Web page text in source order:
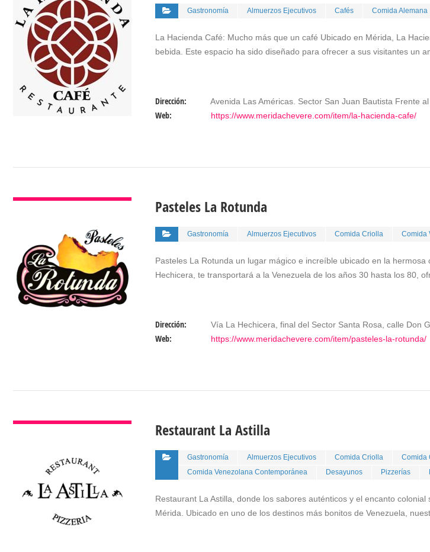
Gastronomía Almuerzos Ejecutivos Cafés Comida Alemana
La Hacienda Café: Mucho más que un café Ubicado en Mérida, La
bebida. Este espacio ha sido diseñado para ofrecer a sus visitantes un
Dirección: Avenida Las Américas. Sector San Juan Bautista Frente
Web: https://www.meridachevere.com/item/la-hacienda-cafe/
Pasteles La Rotunda
Gastronomía Almuerzos Ejecutivos Comida Criolla Comida
Pasteles La Rotunda un lugar mágico e increíble ubicado en la
Hechicera, te transportará a la Venezuela de los años 30 hasta los 80,
Dirección: Vía La Hechicera, final del Sector Santa Rosa, calle Don
Web: https://www.meridachevere.com/item/pasteles-la-rotunda/
Restaurant La Astilla
Gastronomía Almuerzos Ejecutivos Comida Criolla Comida
Comida Venezolana Contemporánea
Desayunos Pizzerías
Restaurant La Astilla, donde los sabores auténticos y el encanto
Mérida. Ubicado en uno de los destinos más bonitos de Venezuela,